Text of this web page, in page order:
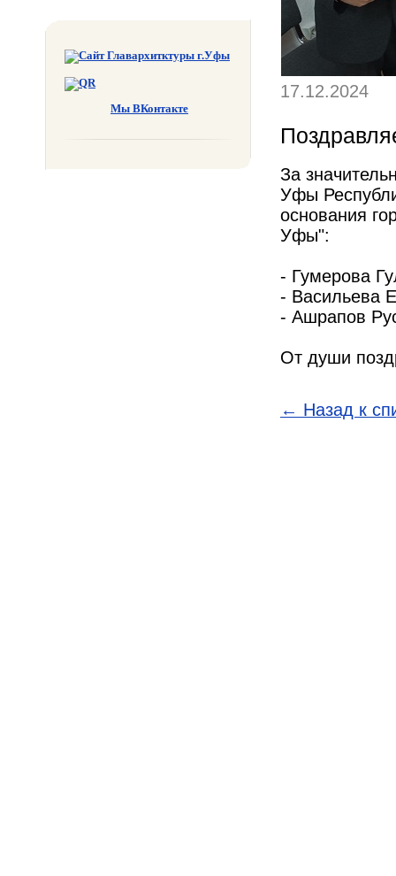
Мы ВКонтакте
17.12.2024
За
Уфы
основания
Уфы":
- Гумерова
- Васильева
- Ашрапов
От души
← Назад к